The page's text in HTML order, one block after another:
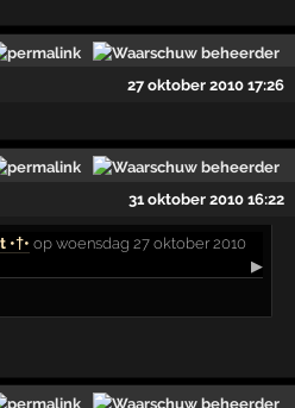
27 oktober 2010 17:26
31 oktober 2010 16:22
•†• op woensdag 27 oktober 2010
▶